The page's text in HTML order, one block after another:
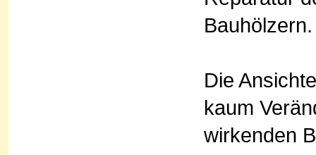
Bauhölzern.
Die
kaum
wirkenden